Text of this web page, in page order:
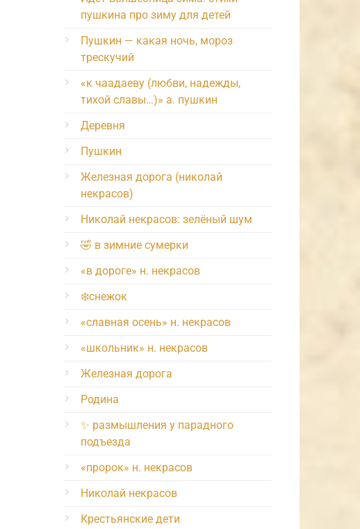
пушкина про зиму для детей
Пушкин — какая ночь, мороз
трескучий
«к чаадаеву (любви, надежды,
тихой славы…)» а. пушкин
Деревня
Пушкин
Железная дорога (николай
некрасов)
Николай некрасов: зелёный шум
🤣 в зимние сумерки
«в дороге» н. некрасов
❄️снежок
«славная осень» н. некрасов
«школьник» н. некрасов
Железная дорога
Родина
✨ размышления у парадного
подъезда
«пророк» н. некрасов
Николай некрасов
Крестьянские дети